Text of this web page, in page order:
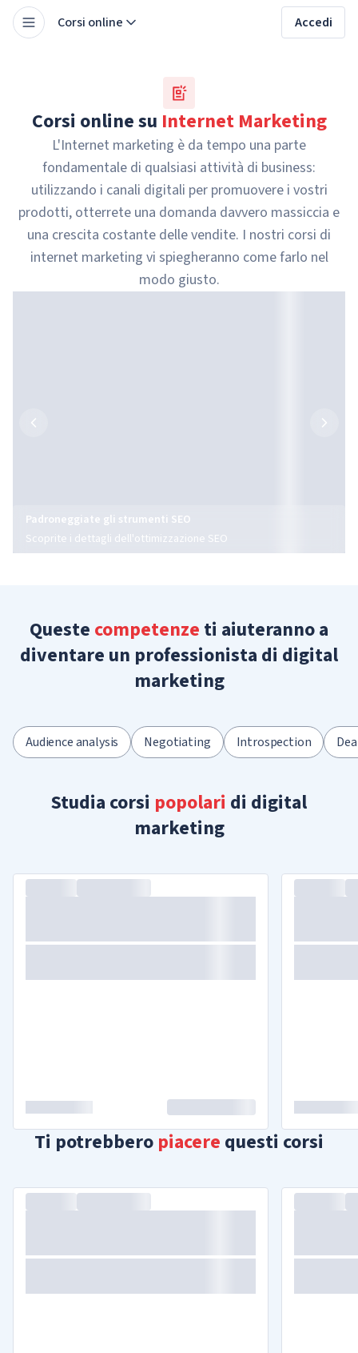
Corsi online Accedi
Corsi online su Internet Marketing
L'Internet marketing è da tempo una parte
fondamentale di qualsiasi attività di business:
utilizzando i canali digitali per promuovere i vostri
prodotti, otterrete una domanda davvero massiccia e
una crescita costante delle vendite. I nostri corsi di
internet marketing vi spiegheranno come farlo nel
modo giusto.
Padroneggiate gli strumenti SEO
Scoprite i dettagli dell'ottimizzazione SEO
Queste competenze ti aiuteranno a
diventare un professionista di digital
marketing
Audience analysis Negotiating Introspection
Studia corsi popolari di digital
marketing
Ti potrebbero piacere questi corsi